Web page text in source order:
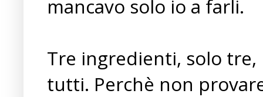
mancavo solo io a farli.
Tre ingredienti, solo
tutti. Perchè non